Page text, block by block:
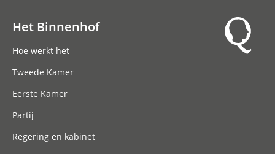
Het Binnenhof
Hoe werkt het
Tweede Kamer
Eerste Kamer
Partij
Regering en kabinet